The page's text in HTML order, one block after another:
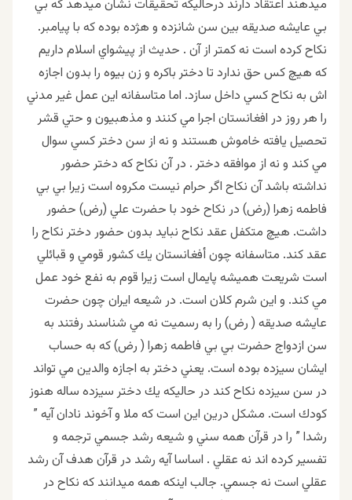
ميدهند اعتقاد دارند درحاليكه تحقيقات نشان ميدهد كه بي
بي عايشه صديقه بين سن شانزده و هژده بوده كه با پيامبر.
نكاح كرده است نه كمتر از آن . حديث از پيشواي اسلام داريم
كه هيچ كس حق ندارد تا دختر باكره و زن بيوه را بدون اجازه
اش به نكاح كسي داخل سازد. اما متاسفانه اين عمل غير مدني
را هر روز در افغانستان اجرا مي كنند و مذهبيون و حتي قشر
تحصيل يافته خاموش هستند و نه از سن دختر كسي سوال
مي كند و نه از موافقه دختر . در آن نكاح كه دختر حضور
نداشته باشد آن نكاح اگر حرام نيست مكروه است زيرا بي بي
فاطمه زهرا (رض) در نكاح خود با حضرت علي (رض) حضور
داشت. هيچ متكفل عقد نكاح نبايد بدون حضور دختر نكاح را
عقد كند. متاسفانه چون أفغانستان يك كشور قومي و قبائلي
است شريعت هميشه پايمال است زيرا قوم به نفع خود عمل
مي كند. و اين شرم كلان است. در شيعه ايران چون حضرت
عايشه صديقه ( رض) را به رسميت نه مي شناسند رفتند به
سن ازدواج حضرت بي بي فاطمه زهرا ( رض) كه به حساب
ايشان سيزده بوده است. يعني دختر به اجازه والدين مي تواند
در سن سيزده نكاح كند در حاليكه يك دختر سيزده ساله هنوز
كودك است. مشكل درين اين است كه ملا و آخوند نادان آيه ”
رشدا ” را در قرآن همه سني و شيعه رشد جسمي ترجمه و
تفسير كرده اند نه عقلي . اساسا آيه رشد در قرآن هدف آن رشد
عقلي است نه جسمي. جالب اينكه همه ميدانند كه نكاح در